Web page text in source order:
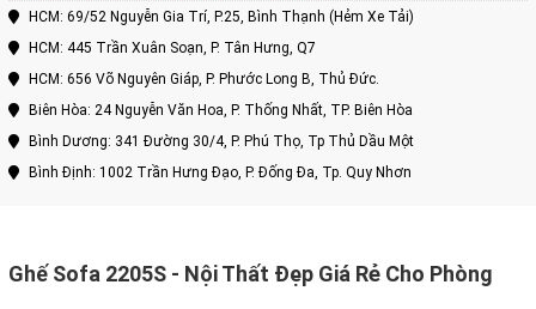
HCM: 69/52 Nguyễn Gia Trí, P.25, Bình Thạnh (Hẻm Xe Tải)
HCM: 445 Trần Xuân Soạn, P. Tân Hưng, Q7
HCM: 656 Võ Nguyên Giáp, P. Phước Long B, Thủ Đức.
Biên Hòa: 24 Nguyễn Văn Hoa, P. Thống Nhất, TP. Biên Hòa
Bình Dương: 341 Đường 30/4, P. Phú Thọ, Tp Thủ Dầu Một
Bình Định: 1002 Trần Hưng Đạo, P. Đống Đa, Tp. Quy Nhơn
Ghế Sofa 2205S - Nội Thất Đẹp Giá Rẻ Cho Phòng